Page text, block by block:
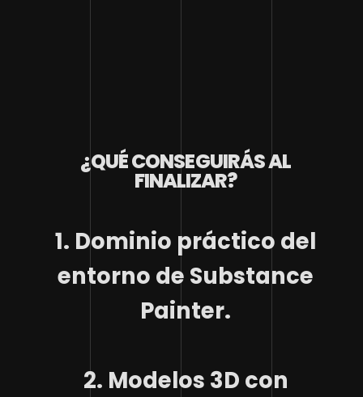
¿QUÉ CONSEGUIRÁS AL
FINALIZAR?
1. Dominio práctico del
entorno de Substance
Painter.
2. Modelos 3D con